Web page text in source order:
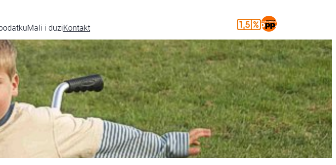
Mali i duziKontakt